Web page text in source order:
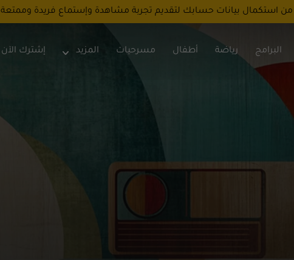
من استكمال بيانات حسابك لتقديم تجربة مشاهدة وإستماع فريدة وممتعة
البرامج رياضة أطفال مسرحيات المزيد إشترك الآن